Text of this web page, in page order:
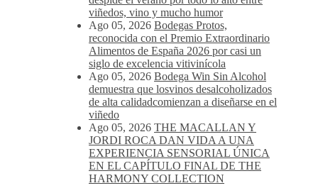
Ago 05, 2026 La D.O. Cariñena prevé
vendimiar este año hasta 5 millones de
kilos de uva más que en 2025
Ago 05, 2026 Noites Méndez-Rojo
despide el verano por todo lo alto entre
viñedos, vino y mucho humor
Ago 05, 2026 Bodegas Protos,
reconocida con el Premio Extraordinario
Alimentos de España 2026 por casi un
siglo de excelencia vitivinícola
Ago 05, 2026 Bodega Win Sin Alcohol
demuestra que losvinos desalcoholizados
de alta calidadcomienzan a diseñarse en el
viñedo
Ago 05, 2026 THE MACALLAN Y